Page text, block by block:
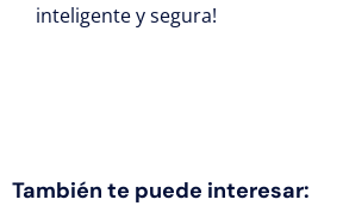
inteligente y segura!
También te puede interesar: